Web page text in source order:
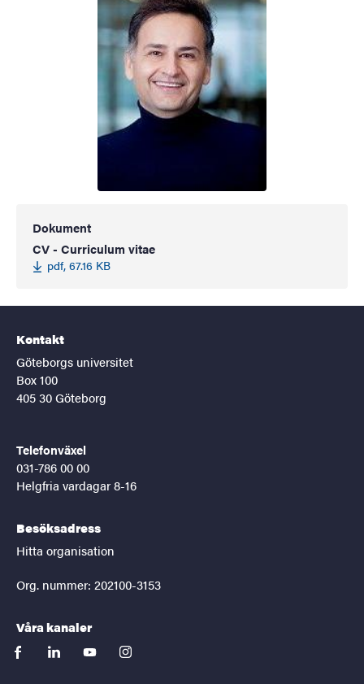
Dokument
CV - Curriculum vitae
pdf, 67.16 KB
Kontakt
Göteborgs universitet
Box 100
405 30 Göteborg
Telefonväxel
031-786 00 00
Helgfria vardagar 8-16
Besöksadress
Hitta organisation
Org. nummer: 202100-3153
Våra kanaler
facebooklinkedinyoutubeinstagram